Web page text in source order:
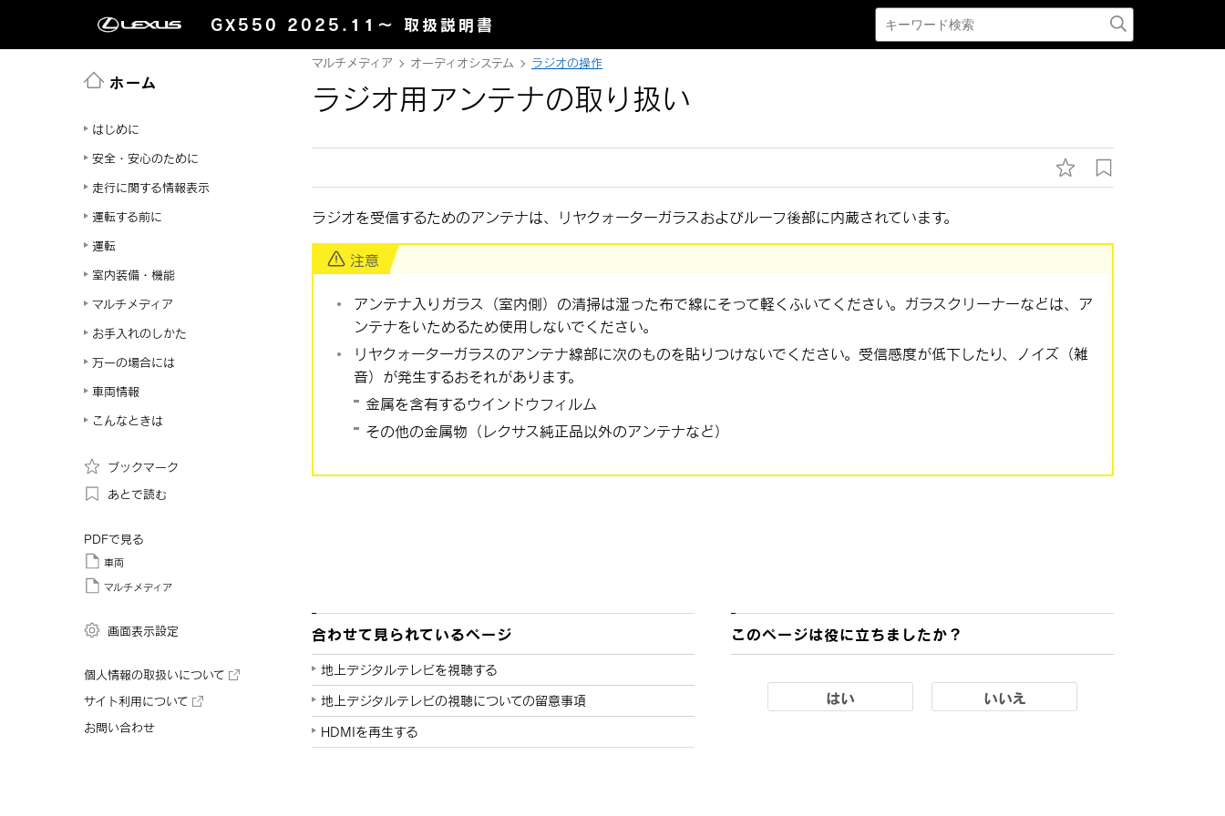
GX550 2025.11～ 取扱説明書
ホーム
はじめに
安全・安心のために
走行に関する情報表示
運転する前に
運転
室内装備・機能
マルチメディア
お手入れのしかた
万一の場合には
車両情報
こんなときは
ブックマーク
あとで読む
PDFで見る
車両
マルチメディア
画面表示設定
個人情報の取扱いについて
サイト利用について
お問い合わせ
マルチメディア オーディオシステム ラジオの操作
ラジオ用アンテナの取り扱い
ラジオを受信するためのアンテナは、リヤクォーターガラスおよびルーフ後部に内蔵されています。
注意
アンテナ入りガラス（室内側）の清掃は湿った布で線にそって軽くふいてください。ガラスクリーナーなどは、ア
ンテナをいためるため使用しないでください。
リヤクォーターガラスのアンテナ線部に次のものを貼りつけないでください。受信感度が低下したり、ノイズ（雑
音）が発生するおそれがあります。
金属を含有するウインドウフィルム
その他の金属物（レクサス純正品以外のアンテナなど）
合わせて見られているページ
地上デジタルテレビを視聴する
地上デジタルテレビの視聴についての留意事項
HDMIを再生する
このページは役に立ちましたか？
はい いいえ